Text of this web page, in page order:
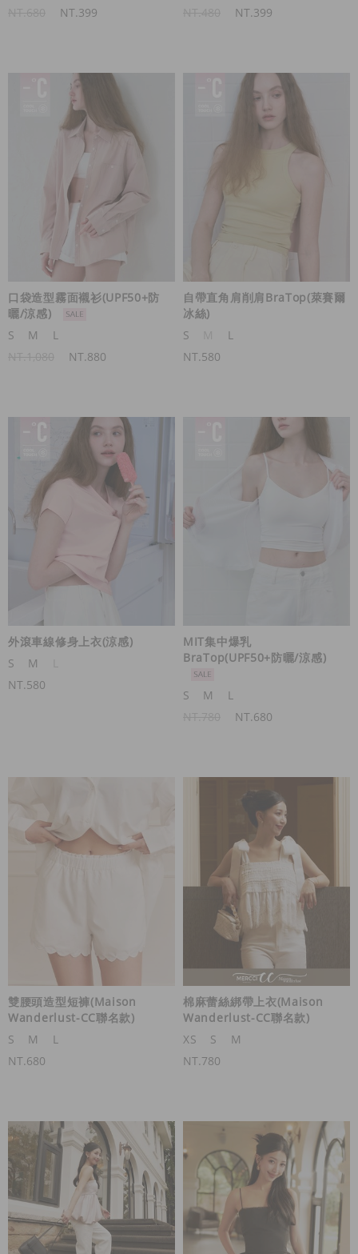
NT.399 NT.399
口袋造型霧面襯衫(UPF50+防
曬/涼感)
S
M
L
NT.880
自帶直角肩削肩BraTop(萊賽爾
冰絲)
S
L
NT.580
外滾車線修身上衣(涼感)
S
M
NT.580
MIT集中爆乳
BraTop(UPF50+防曬/涼感)
S M
L
NT.680
雙腰頭造型短褲(Maison
Wanderlust-CC聯名款)
S
M
L
NT.680
棉麻蕾絲綁帶上衣(Maison
Wanderlust-CC聯名款)
XS
S
M
NT.780